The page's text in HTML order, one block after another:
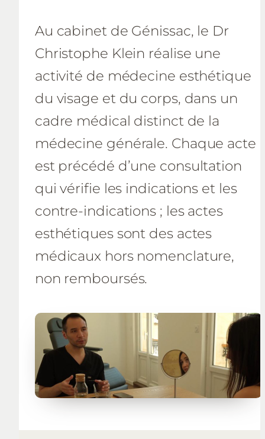
Au cabinet de Génissac, le Dr
Christophe Klein réalise une
activité de médecine esthétique
du visage et du corps, dans un
cadre médical distinct de la
médecine générale. Chaque acte
est précédé d’une consultation
qui vérifie les indications et les
contre-indications ; les actes
esthétiques sont des actes
médicaux hors nomenclature,
non remboursés.